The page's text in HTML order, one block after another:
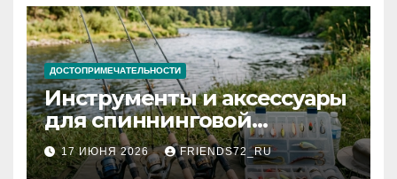
ДОСТОПРИМЕЧАТЕЛЬНОСТИ
Инструменты и аксессуары
для спиннинговой
рыбалки: назначение и
типы
17 ИЮНЯ 2026 FRIENDS72_RU